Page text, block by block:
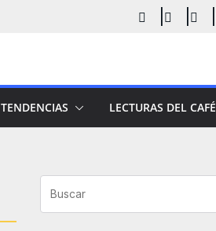
TENDENCIAS LECTURAS DEL CAFÉ